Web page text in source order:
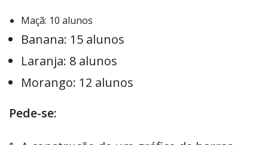
Maçã: 10 alunos
Banana: 15 alunos
Laranja: 8 alunos
Morango: 12 alunos
Pede-se: